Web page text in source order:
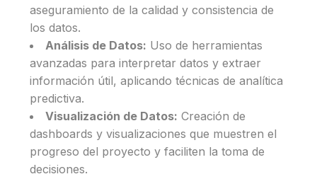
aseguramiento de la calidad y consistencia de
los datos.
Análisis de Datos: Uso de herramientas
avanzadas para interpretar datos y extraer
información útil, aplicando técnicas de analítica
predictiva.
Visualización de Datos: Creación de
dashboards y visualizaciones que muestren el
progreso del proyecto y faciliten la toma de
decisiones.